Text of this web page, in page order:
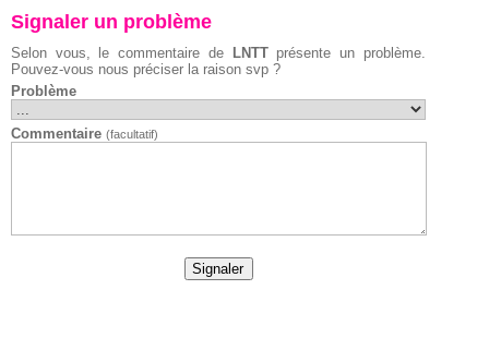
Signaler un problème
Selon vous, le commentaire de LNTTprésente un problème.
Pouvez-vous nous préciser la raison svp ?
Problème
Commentaire (facultatif)